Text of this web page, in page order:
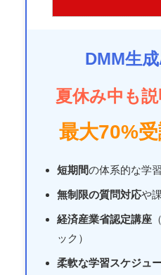
DMM生
夏休み中も説
最大70%受
短期間の体系的な学
無制限の質問対応や
経済産業省認定講座
ック）
柔軟な学習スケジュ